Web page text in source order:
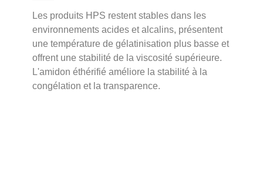
Les produits HPS restent stables dans les
environnements acides et alcalins, présentent
une température de gélatinisation plus basse et
offrent une stabilité de la viscosité supérieure.
L'amidon éthérifié améliore la stabilité à la
congélation et la transparence.